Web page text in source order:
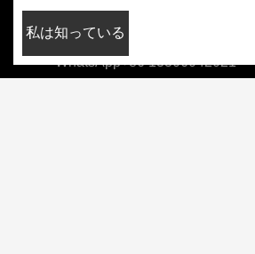
WhatsApp+86 13306042021
私は知っている